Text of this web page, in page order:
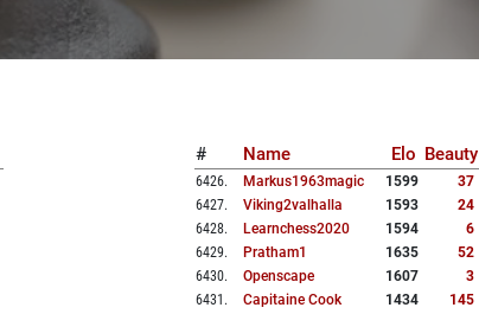
# Name Elo Beauty
6426. Markus1963magic 1599 37
6427. Viking2valhalla 1593 24
6428. Learnchess2020 1594 6
6429. Pratham1 1635 52
6430. Openscape 1607 3
6431 . Capitaine Cook 1434 145